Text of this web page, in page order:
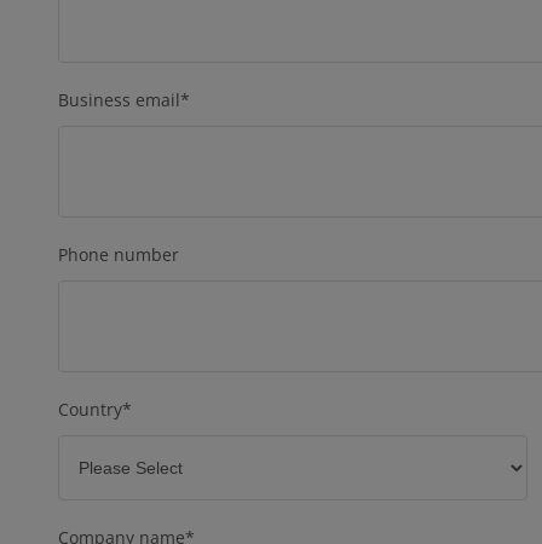
Business email*
Phone number
Country*
Company name*